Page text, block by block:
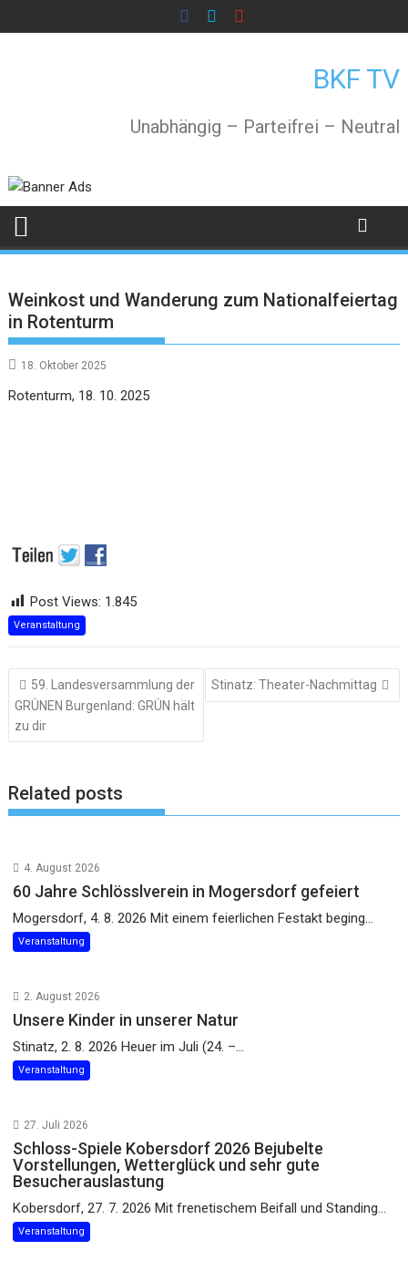
to
BKF TV
Unabhängig – Parteifrei – Neutral
Weinkost und Wanderung zum Nationalfeiertag
in Rotenturm
18. Oktober 2025
Rotenturm, 18. 10. 2025
Post Views: 1.845
Veranstaltung
Beitragsnavigation
59. Landesversammlung der
GRÜNEN Burgenland: GRÜN hält
zu dir
Stinatz: Theater-Nachmittag
Related posts
4. August 2026
60 Jahre Schlösslverein in Mogersdorf gefeiert
Mogersdorf, 4. 8. 2026 Mit einem feierlichen Festakt beging...
Veranstaltung
2. August 2026
Unsere Kinder in unserer Natur
Stinatz, 2. 8. 2026 Heuer im Juli (24. –...
Veranstaltung
27. Juli 2026
Schloss-Spiele Kobersdorf 2026 Bejubelte
Vorstellungen, Wetterglück und sehr gute
Besucherauslastung
Kobersdorf, 27. 7. 2026 Mit frenetischem Beifall und Standing...
Veranstaltung